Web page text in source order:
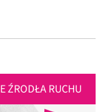
ŹRODŁA RUCHU